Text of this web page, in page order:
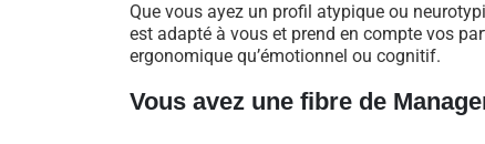
Que vous ayez un profil atypique ou
est adapté à vous et prend en compte vos
ergonomique qu’émotionnel ou cognitif.
Vous avez une fibre de